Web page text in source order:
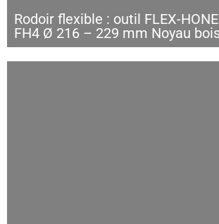
Rodoir flexible : outil FLEX-
FH4 Ø 216 – 229 mm Noyau